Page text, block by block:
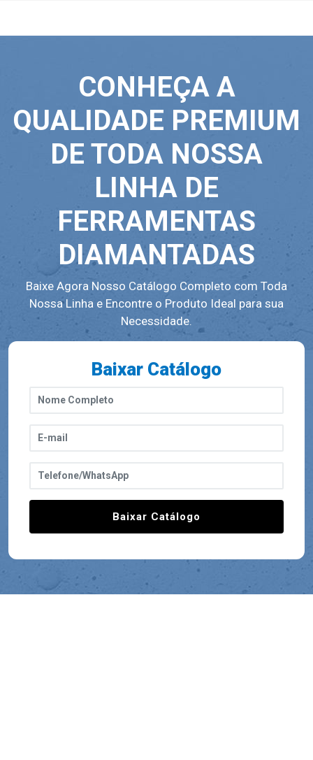
CONHEÇA A
QUALIDADE PREMIUM
DE TODA NOSSA
LINHA DE
FERRAMENTAS
DIAMANTADAS
Baixe Agora Nosso Catálogo Completo com Toda
Nossa Linha e Encontre o Produto Ideal para sua
Necessidade.
Baixar Catálogo
Baixar Catálogo